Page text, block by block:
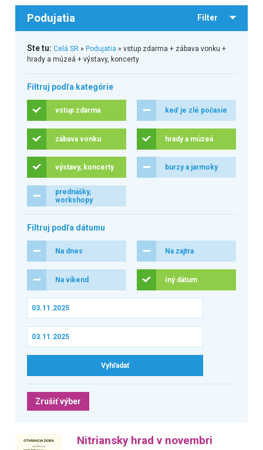
Podujatia Filter
Ste tu: Celá SR» Podujatia » vstup zdarma + zábava vonku +
hrady a múzeá + výstavy, koncerty
Filtruj podľa kategórie
vstup zdarma keď je zlé počasie
zábava vonku hrady a múzeá
výstavy, koncerty burzy a jarmoky
prednášky,
workshopy
Filtruj podľa dátumu
Na dnes Na zajtra
Na víkend Iný dátum
Zrušiť výber
Nitriansky hrad v novembri